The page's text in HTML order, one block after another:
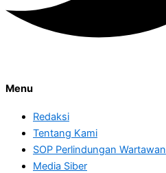
Menu
Redaksi
Tentang Kami
SOP Perlindungan Wartawan
Media Siber